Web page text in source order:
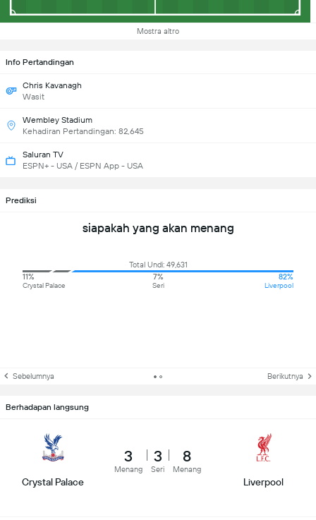
Mostra altro
Info Pertandingan
Chris Kavanagh
Wasit
Wembley Stadium
Kehadiran Pertandingan: 82,645
Saluran TV
ESPN+ - USA / ESPN App - USA
Prediksi
siapakah yang akan menang
Total Undi: 49,631
11%
Crystal Palace
7%
Seri
82%
Liverpool
Sebelumnya Berikutnya
Berhadapan langsung
Crystal Palace
3
Menang
3
Seri
8
Menang
Liverpool